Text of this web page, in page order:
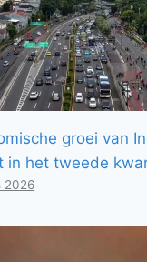
groei van
​​in het tweede
2026